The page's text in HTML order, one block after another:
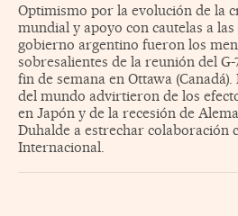
Optimismo por la evolución de la
mundial y apoyo con cautelas a
gobierno argentino fueron los
sobresalientes de la reunión del G-
fin de semana en Ottawa
del mundo advirtieron de los
en Japón y de la recesión de
Duhalde a estrechar colaboración
Internacional.